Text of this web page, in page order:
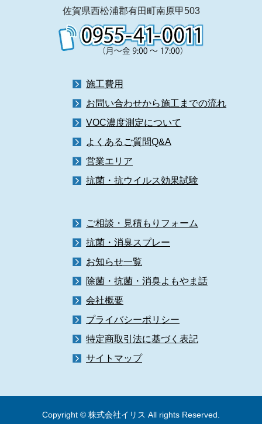
佐賀県西松浦郡有田町南原甲503
施工費用
お問い合わせから施工までの流れ
VOC濃度測定について
よくあるご質問Q&A
営業エリア
抗菌・抗ウイルス効果試験
ご相談・見積もりフォーム
抗菌・消臭スプレー
お知らせ一覧
除菌・抗菌・消臭よもやま話
会社概要
プライバシーポリシー
特定商取引法に基づく表記
サイトマップ
Copyright © 株式会社イリス All rights Reserved.